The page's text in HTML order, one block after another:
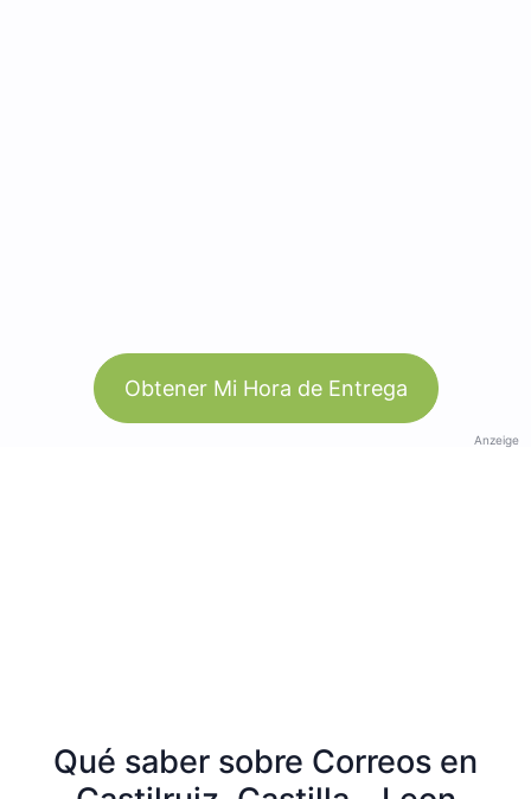
Obtener Mi Hora de Entrega
Anzeige
Qué saber sobre Correos en